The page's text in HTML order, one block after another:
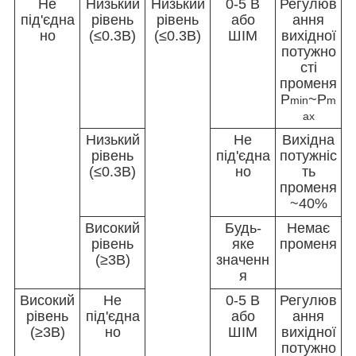
Не
під'єдна
но
Низький
рівень
(≤0.3В)
Низький
рівень
(≤0.3В)
0-5 В
або
ШІМ
Регулюв
ання
вихідної
потужно
сті
променя
Pmin~Pm
ax
Низький
рівень
(≤0.3В)
Не
під'єдна
но
Вихідна
потужніс
ть
променя
~40%
Високий
рівень
(≥3В)
Будь-
яке
значенн
я
Немає
променя
Високий
рівень
(≥3В)
Не
під'єдна
но
0-5 В
або
ШІМ
Регулюв
ання
вихідної
потужно